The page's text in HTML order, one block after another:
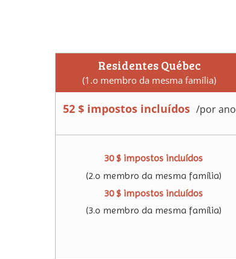
Residentes Québec
(1.o membro da mesma família)
52 $ impostos incluídos /por ano
30 $ impostos incluídos
(2.o membro da mesma família)
30 $ impostos incluídos
(3.o membro da mesma família)